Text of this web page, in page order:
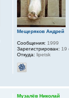
Мещеряков Андрей
Сообщения: 1999
Зарегистрирован: 19
Откуда: lipetsk
Музалёв Николай